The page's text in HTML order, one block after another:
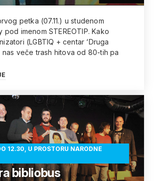
petka (07.11.) u studenom
pod imenom STEREOTIP. Kako
(LGBTIQ + centar ‘Druga
nas veče trash hitova od 80-tih pa
12.30, U PROSTORU NARODNE
bibliobus